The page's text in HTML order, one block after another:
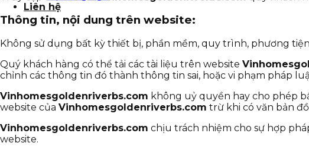
Liên hệ
Thông tin, nội dung trên website:
Không sử dụng bất kỳ thiết bị, phần mềm, quy trình, phương
Quý khách hàng có thể tải các tài liệu trên website
chỉnh các thông tin đó thành thông tin sai, hoặc vi phạm pháp
Vinhomesgoldenriverbs.com không uỷ quyền hay cho phép
website của Vinhomesgoldenriverbs.com trừ khi có văn bản
Vinhomesgoldenriverbs.com chịu trách nhiệm cho sự hợp
website.